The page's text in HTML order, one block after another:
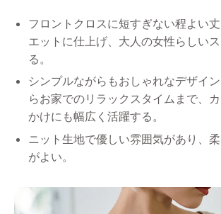
フロントクロスに短すぎない程よい
エットに仕上げ、大人の女性らしい
る。
シンプルながらもおしゃれなデザイ
らお家でのリラックスタイムまで、
かけにも幅広く活躍する。
ニット生地で優しい雰囲気があり、
がよい。